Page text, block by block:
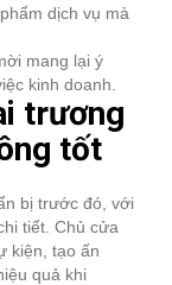
dịch vụ mà
mang lại ý
kinh doanh.
trương
tốt
bị trước đó, với
tiết. Chủ cửa
kiện, tạo ấn
quả khi